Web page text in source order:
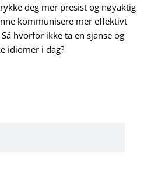
deg mer presist og nøyaktig
kommunisere mer effektivt
hvorfor ikke ta en sjanse og
idiomer i dag?